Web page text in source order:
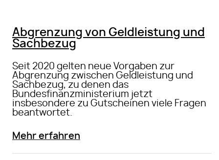
Abgrenzung von Geldleistung und
Sachbezug
Seit 2020 gelten neue Vorgaben zur
Abgrenzung zwischen Geldleistung und
Sachbezug, zu denen das
Bundesfinanzministerium jetzt
insbesondere zu Gutscheinen viele Fragen
beantwortet.
Mehr erfahren